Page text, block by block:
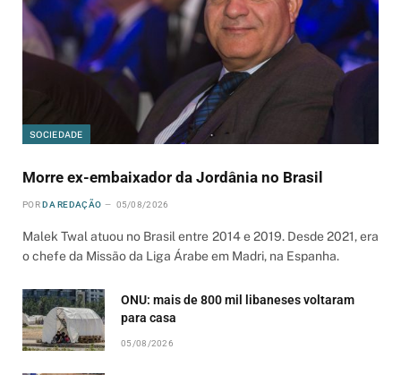
SOCIEDADE
Morre ex-embaixador da Jordânia no Brasil
POR DA REDAÇÃO 05/08/2026
Malek Twal atuou no Brasil entre 2014 e 2019. Desde 2021, era
o chefe da Missão da Liga Árabe em Madri, na Espanha.
ONU: mais de 800 mil libaneses voltaram
para casa
05/08/2026